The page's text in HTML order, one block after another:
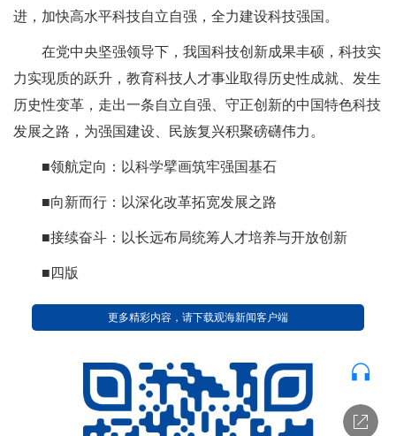
进，加快高水平科技自立自强，全力建设科技强国。
在党中央坚强领导下，我国科技创新成果丰硕，科技实
力实现质的跃升，教育科技人才事业取得历史性成就、发生
历史性变革，走出一条自立自强、守正创新的中国特色科技
发展之路，为强国建设、民族复兴积聚磅礴伟力。
■领航定向：以科学擘画筑牢强国基石
■向新而行：以深化改革拓宽发展之路
■接续奋斗：以长远布局统筹人才培养与开放创新
■四版
更多精彩内容，请下载观海新闻客户端